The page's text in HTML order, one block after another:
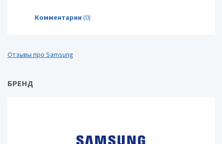
Комментарии (0)
Отзывы про Samsung
БРЕНД